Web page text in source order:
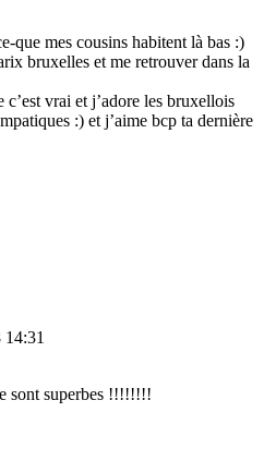
que mes cousins habitent là bas :)
bruxelles et me retrouver dans la
vrai et j’adore les bruxellois
:) et j’aime bcp ta dernière
14:31
sont superbes !!!!!!!!